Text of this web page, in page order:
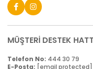
MÜŞTERİ DESTEK
Telefon No: 444 30 79
E-Posta: [email protected]